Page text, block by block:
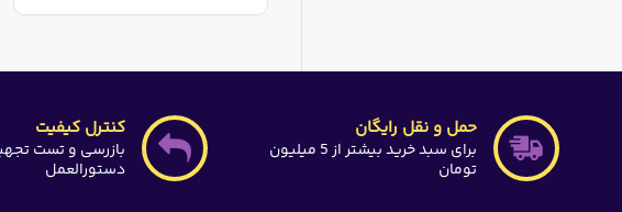
حمل و نقل رایگان
برای سبد خرید بیشتر از 5 میلیون
تومان
کنترل کیفیت
بازرسی و تست
دستورالعمل